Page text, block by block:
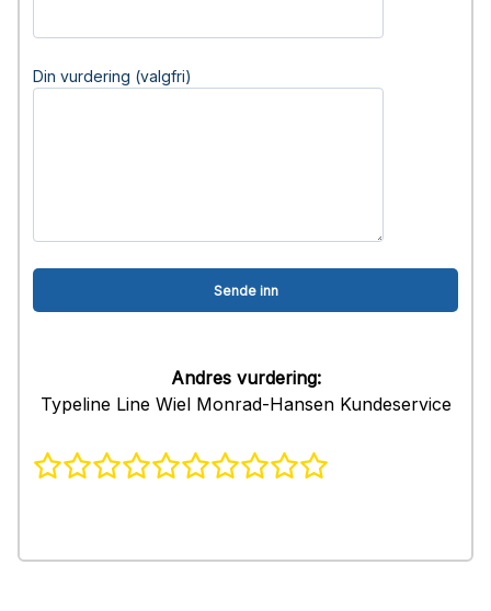
Din vurdering (valgfri)
Andres vurdering:
Typeline Line Wiel Monrad-Hansen Kundeservice